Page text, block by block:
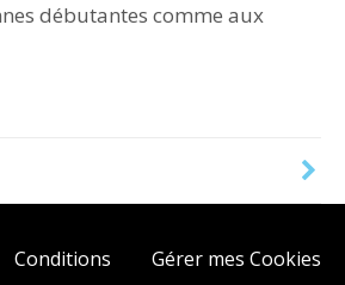
débutantes comme aux
Conditions Gérer mes Cookies